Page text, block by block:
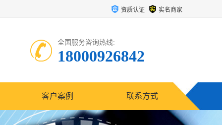
资质认证 实名商家
全国服务咨询热线:
18000926842
客户案例 联系方式